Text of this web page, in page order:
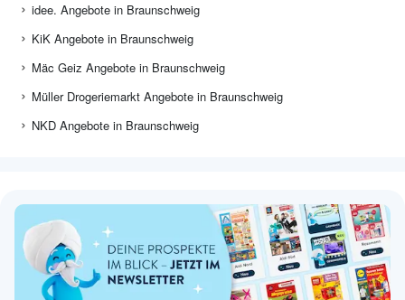
idee. Angebote in Braunschweig
KiK Angebote in Braunschweig
Mäc Geiz Angebote in Braunschweig
Müller Drogeriemarkt Angebote in Braunschweig
NKD Angebote in Braunschweig